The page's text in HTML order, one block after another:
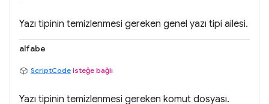
Yazı tipinin temizlenmesi gereken genel yazı tipi ailesi.
alfabe
ScriptCode isteğe bağlı
Yazı tipinin temizlenmesi gereken komut dosyası.